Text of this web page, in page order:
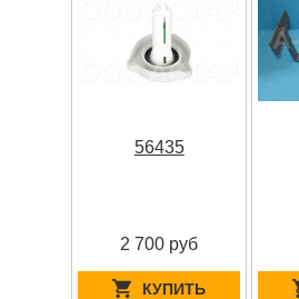
56435
2 700 руб
КУПИТЬ